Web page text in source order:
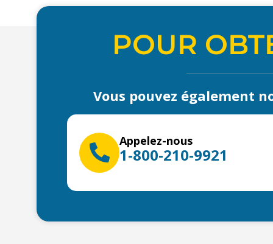
POUR
Vous pouvez également
Appelez-nous
1-800-210-9921